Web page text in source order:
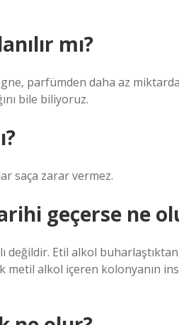
mı?
parfümden daha az
bile biliyoruz.
saça zarar vermez.
geçerse ne
değildir. Etil alkol
metil alkol içeren kolonyanın